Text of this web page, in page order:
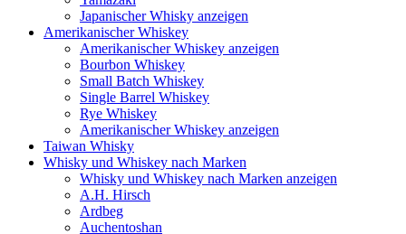
Japanischer Whisky anzeigen
Amerikanischer Whiskey
Amerikanischer Whiskey anzeigen
Bourbon Whiskey
Small Batch Whiskey
Single Barrel Whiskey
Rye Whiskey
Amerikanischer Whiskey anzeigen
Taiwan Whisky
Whisky und Whiskey nach Marken
Whisky und Whiskey nach Marken anzeigen
A.H. Hirsch
Ardbeg
Auchentoshan